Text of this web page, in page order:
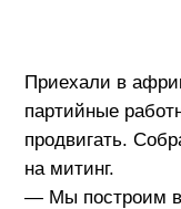
Приехали в
партийные
продвигать.
на митинг.
— Мы построим